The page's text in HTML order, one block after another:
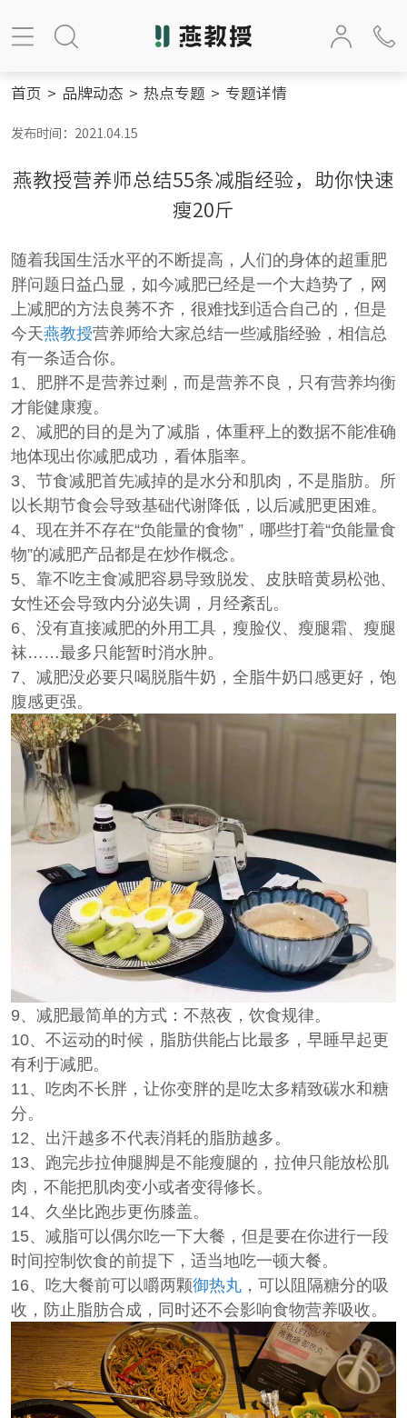
首页 > 品牌动态 > 热点专题 > 专题详情
发布时间：2021.04.15
燕教授营养师总结55条减脂经验，助你快速
瘦20斤
随着我国生活水平的不断提高，人们的身体的超重肥
胖问题日益凸显，如今减肥已经是一个大趋势了，网
上减肥的方法良莠不齐，很难找到适合自己的，但是
今天燕教授营养师给大家总结一些减脂经验，相信总
有一条适合你。
1、肥胖不是营养过剩，而是营养不良，只有营养均衡
才能健康瘦。
2、减肥的目的是为了减脂，体重秤上的数据不能准确
地体现出你减肥成功，看体脂率。
3、节食减肥首先减掉的是水分和肌肉，不是脂肪。所
以长期节食会导致基础代谢降低，以后减肥更困难。
4、现在并不存在“负能量的食物”，哪些打着“负能量食
物”的减肥产品都是在炒作概念。
5、靠不吃主食减肥容易导致脱发、皮肤暗黄易松弛、
女性还会导致内分泌失调，月经紊乱。
6、没有直接减肥的外用工具，瘦脸仪、瘦腿霜、瘦腿
袜……最多只能暂时消水肿。
7、减肥没必要只喝脱脂牛奶，全脂牛奶口感更好，饱
腹感更强。
9、减肥最简单的方式：不熬夜，饮食规律。
10、不运动的时候，脂肪供能占比最多，早睡早起更
有利于减肥。
11、吃肉不长胖，让你变胖的是吃太多精致碳水和糖
分。
12、出汗越多不代表消耗的脂肪越多。
13、跑完步拉伸腿脚是不能瘦腿的，拉伸只能放松肌
肉，不能把肌肉变小或者变得修长。
14、久坐比跑步更伤膝盖。
15、减脂可以偶尔吃一下大餐，但是要在你进行一段
时间控制饮食的前提下，适当地吃一顿大餐。
16、吃大餐前可以嚼两颗御热丸，可以阻隔糖分的吸
收，防止脂肪合成，同时还不会影响食物营养吸收。